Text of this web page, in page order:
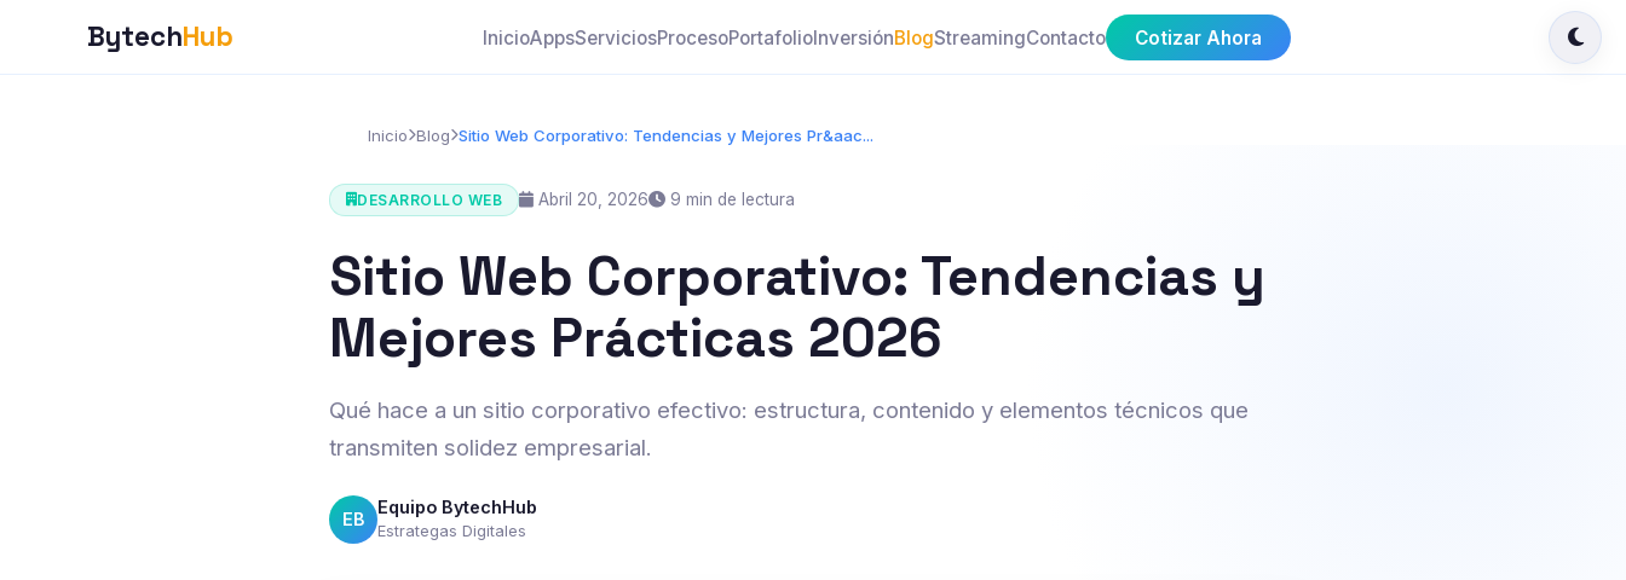
BytechHub InicioAppsServiciosProcesoPortafolioInversiónBlogStreamingContacto Cotizar Ahora
Inicio Blog Sitio Web Corporativo: Tendencias y Mejores Pr&aac...
DESARROLLO WEB Abril 20, 2026 9 min de lectura
Sitio Web Corporativo: Tendencias y
Mejores Prácticas 2026
Qué hace a un sitio corporativo efectivo: estructura, contenido y elementos técnicos que
transmiten solidez empresarial.
EB
Equipo BytechHub
Estrategas Digitales